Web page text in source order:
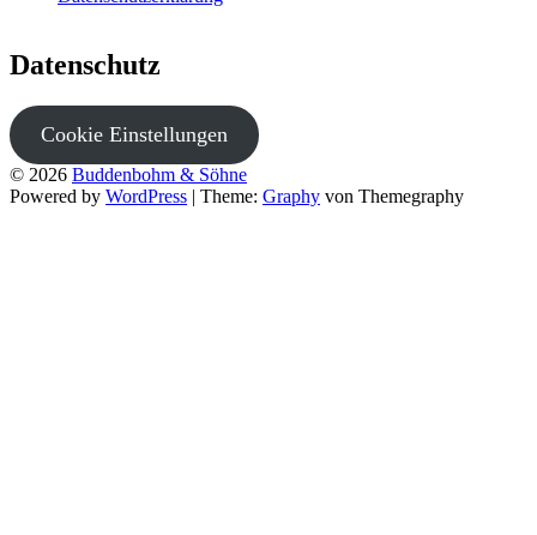
Datenschutz
Cookie Einstellungen
© 2026 Buddenbohm & Söhne
Powered by WordPress | Theme: Graphy von Themegraphy